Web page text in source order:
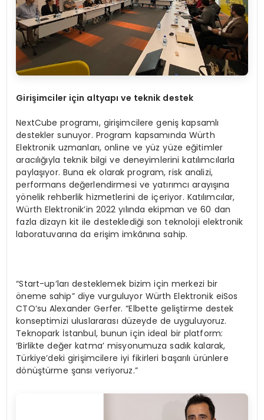
Girişimciler için altyapı ve teknik destek
NextCube programı, girişimcilere geniş kapsamlı
destekler sunuyor. Program kapsamında Würth
Elektronik uzmanları, online ve yüz yüze eğitimler
aracılığıyla teknik bilgi ve deneyimlerini katılımcılarla
paylaşıyor. Buna ek olarak program, risk analizi,
performans değerlendirmesi ve yatırımcı arayışına
yönelik rehberlik hizmetlerini de içeriyor. Katılımcılar,
Würth Elektronik’in 2022 yılında ekipman ve 60 dan
fazla dizayn kit ile desteklediği son teknoloji elektronik
laboratuvarına da erişim imkânına sahip.
“Start-up’ları desteklemek bizim için merkezi bir
öneme sahip” diye vurguluyor Würth Elektronik eiSos
CTO’su Alexander Gerfer. “Elbette geliştirme destek
konseptimizi uluslararası düzeyde de uyguluyoruz.
Teknopark İstanbul, bunun için ideal bir platform:
‘Birlikte değer katma’ misyonumuza sadık kalarak,
Türkiye’deki girişimcilere iyi fikirleri başarılı ürünlere
dönüştürme şansı veriyoruz.”